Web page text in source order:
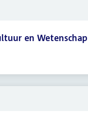
en Wetenschap